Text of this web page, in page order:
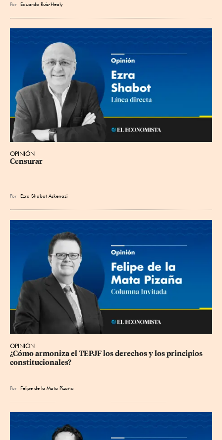
Por Eduardo Ruiz-Healy
OPINIÓN
Censurar
Por Ezra Shabot Askenazi
OPINIÓN
¿Cómo armoniza el TEPJF los derechos y los principios
constitucionales?
Por Felipe de la Mata Pizaña